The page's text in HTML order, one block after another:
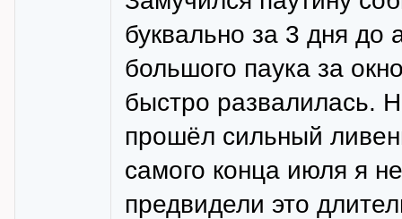
буквально за 3 дня до
большого паука за
быстро развалилась.
прошёл сильный
самого конца июля я
предвидели это